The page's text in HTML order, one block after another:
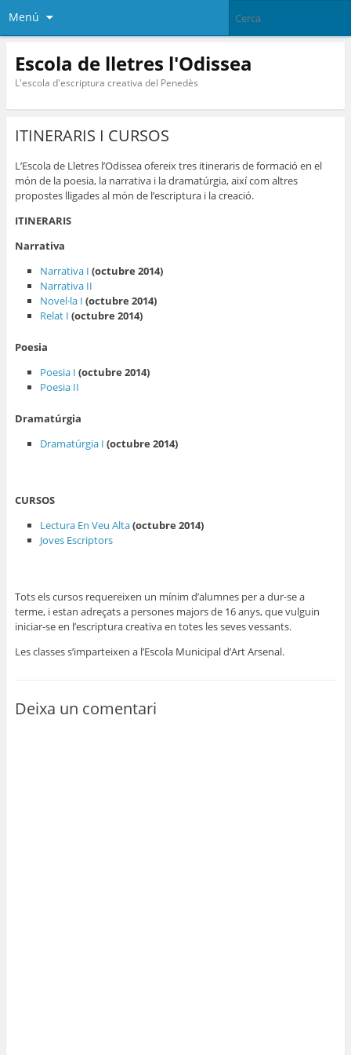
Menú
Escola de lletres l'Odissea
L'escola d'escriptura creativa del Penedès
ITINERARIS I CURSOS
L’Escola de Lletres l’Odissea ofereix tres itineraris de formació en el
món de la poesia, la narrativa i la dramatúrgia, així com altres
propostes lligades al món de l’escriptura i la creació.
ITINERARIS
Narrativa
Narrativa I(octubre 2014)
Narrativa II
Novel·la I(octubre 2014)
Relat I(octubre 2014)
Poesia
Poesia I (octubre 2014)
Poesia II
Dramatúrgia
Dramatúrgia I(octubre 2014)
CURSOS
Lectura En Veu Alta(octubre 2014)
Joves Escriptors
Tots els cursos requereixen un mínim d’alumnes per a dur-se a
terme, i estan adreçats a persones majors de 16 anys, que vulguin
iniciar-se en l’escriptura creativa en totes les seves vessants.
Les classes s’imparteixen a l’Escola Municipal d’Art Arsenal.
Deixa un comentari